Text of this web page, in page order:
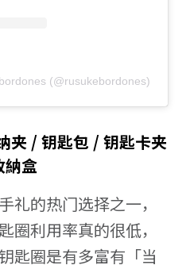
(@rusukebordones)
夹 / 钥匙包 / 钥匙卡夹
盒
礼的热门选择之一，
圈利用率真的很低，
匙圈是有多富有「当